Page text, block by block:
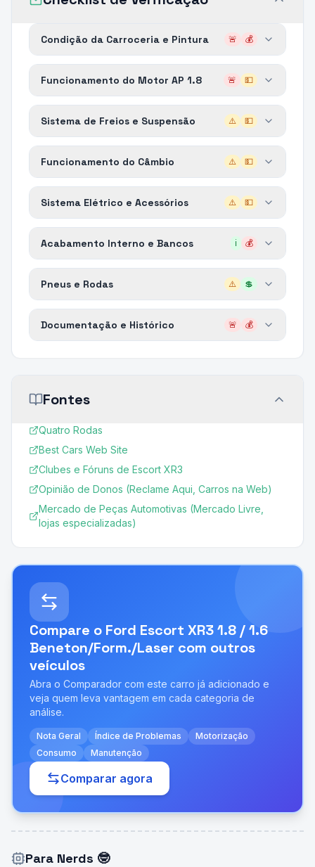
Condição da Carroceria e Pintura 🚨 💰
Funcionamento do Motor AP 1.8 🚨 💵
Sistema de Freios e Suspensão ⚠️ 💵
Funcionamento do Câmbio ⚠️ 💵
Sistema Elétrico e Acessórios ⚠️ 💵
Acabamento Interno e Bancos ℹ️ 💰
Pneus e Rodas ⚠️ 💲
Documentação e Histórico 🚨 💰
Fontes
Quatro Rodas
Best Cars Web Site
Clubes e Fóruns de Escort XR3
Opinião de Donos (Reclame Aqui, Carros na Web)
Mercado de Peças Automotivas (Mercado Livre,
lojas especializadas)
Compare o Ford Escort XR3 1.8 / 1.6
Beneton/Form./Laser com outros
veículos
Abra o Comparador com este carro já adicionado e
veja quem leva vantagem em cada categoria de
análise.
Nota Geral Índice de Problemas
Motorização
Consumo
Manutenção
Comparar agora
Para Nerds 🤓